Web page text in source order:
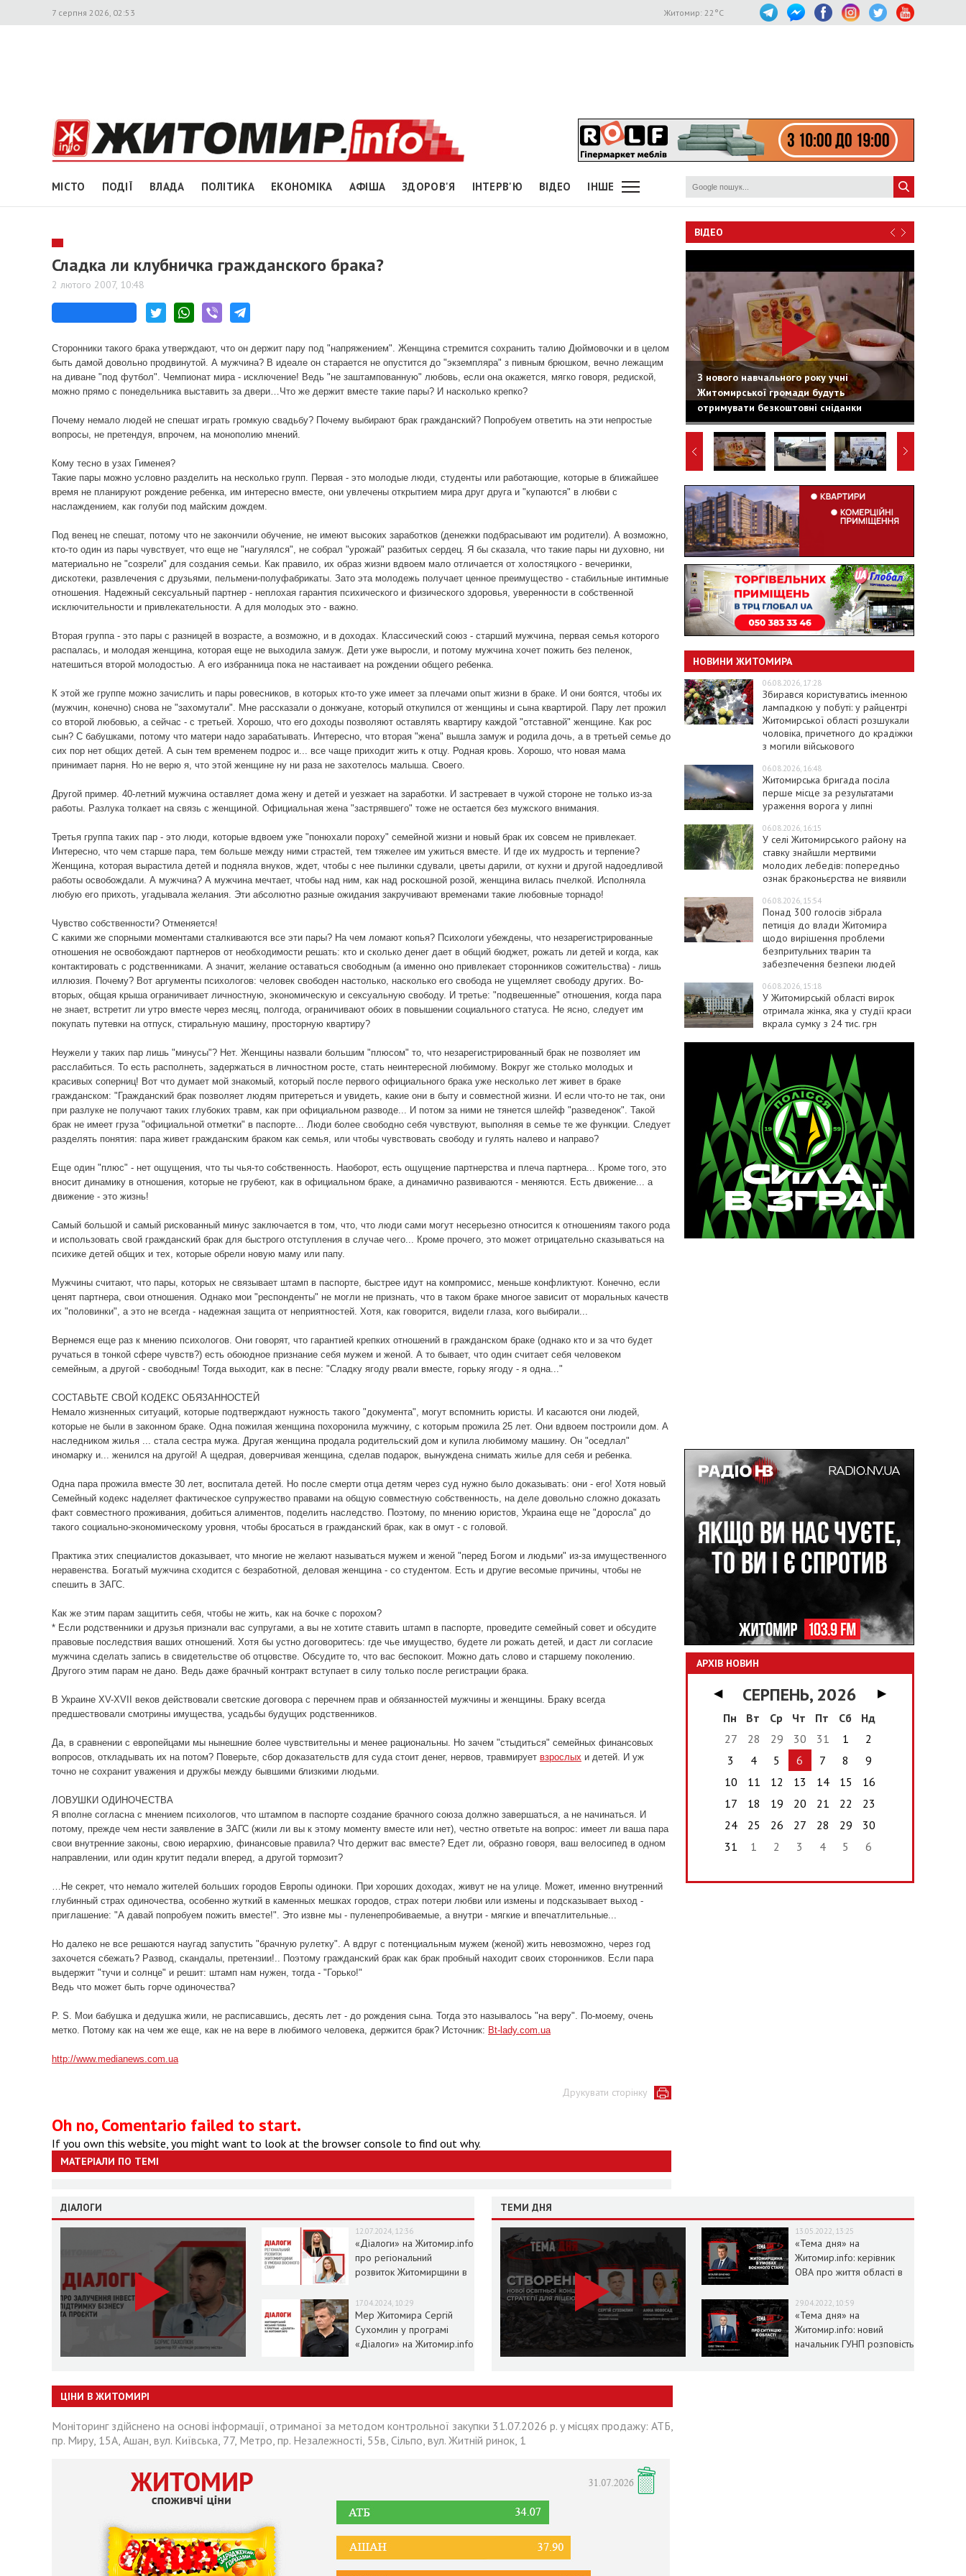
7 серпня 2026, 02:53 Житомир: 22 °C
МІСТО ПОДІЇ ВЛАДА ПОЛІТИКА ЕКОНОМІКА АФІША ЗДОРОВ'Я ІНТЕРВ'Ю ВІДЕО ІНШЕ
Сладка ли клубничка гражданского брака?
2 лютого 2007, 10:48
Сторонники такого брака утверждают, что он держит пару под "напряжением". Женщина стремится сохранить талию Дюймовочки и в целом
быть дамой довольно продвинутой. А мужчина? В идеале он старается не опустится до "экземпляра" з пивным брюшком, вечно лежащим
на диване "под футбол". Чемпионат мира - исключение! Ведь "не заштампованную" любовь, если она окажется, мягко говоря, редиской,
можно прямо с понедельника выставить за двери…Что же держит вместе такие пары? И насколько крепко?
Почему немало людей не спешат играть громкую свадьбу? Почему выбирают брак гражданский? Попробуем ответить на эти непростые
вопросы, не претендуя, впрочем, на монополию мнений.
Кому тесно в узах Гименея?
Такие пары можно условно разделить на несколько групп. Первая - это молодые люди, студенты или работающие, которые в ближайшее
время не планируют рождение ребенка, им интересно вместе, они увлечены открытием мира друг друга и "купаются" в любви с
наслаждением, как голуби под майским дождем.
Под венец не спешат, потому что не закончили обучение, не имеют высоких заработков (денежки подбрасывают им родители). А возможно,
кто-то один из пары чувствует, что еще не "нагулялся", не собрал "урожай" разбитых сердец. Я бы сказала, что такие пары ни духовно, ни
материально не "созрели" для создания семьи. Как правило, их образ жизни вдвоем мало отличается от холостяцкого - вечеринки,
дискотеки, развлечения с друзьями, пельмени-полуфабрикаты. Зато эта молодежь получает ценное преимущество - стабильные интимные
отношения. Надежный сексуальный партнер - неплохая гарантия психического и физического здоровья, уверенности в собственной
исключительности и привлекательности. А для молодых это - важно.
Вторая группа - это пары с разницей в возрасте, а возможно, и в доходах. Классический союз - старший мужчина, первая семья которого
распалась, и молодая женщина, которая еще не выходила замуж. Дети уже выросли, и потому мужчина хочет пожить без пеленок,
натешиться второй молодостью. А его избранница пока не настаивает на рождении общего ребенка.
К этой же группе можно зачислить и пары ровесников, в которых кто-то уже имеет за плечами опыт жизни в браке. И они боятся, чтобы их
(мужчин, конечно) снова не "захомутали". Мне рассказали о донжуане, который откупился от женщины и сына квартирой. Пару лет прожил
со второй любовью, а сейчас - с третьей. Хорошо, что его доходы позволяют оставлять квартиру каждой "отставной" женщине. Как рос
сын? С бабушками, потому что матери надо зарабатывать. Интересно, что вторая "жена" вышла замуж и родила дочь, а в третьей семье до
сих пор нет общих детей. А сын тем временем подрос и... все чаще приходит жить к отцу. Родная кровь. Хорошо, что новая мама
принимает парня. Но не верю я, что этой женщине ну ни раза не захотелось малыша. Своего.
Другой пример. 40-летний мужчина оставляет дома жену и детей и уезжает на заработки. И застревает в чужой стороне не только из-за
работы. Разлука толкает на связь с женщиной. Официальная жена "застрявшего" тоже не остается без мужского внимания.
Третья группа таких пар - это люди, которые вдвоем уже "понюхали пороху" семейной жизни и новый брак их совсем не привлекает.
Интересно, что чем старше пара, тем больше между ними страстей, тем тяжелее им ужиться вместе. И где их мудрость и терпение?
Женщина, которая вырастила детей и подняла внуков, ждет, чтобы с нее пылинки сдували, цветы дарили, от кухни и другой надоедливой
работы освобождали. А мужчина? А мужчина мечтает, чтобы над ним, как над роскошной розой, женщина вилась пчелкой. Исполняла
любую его прихоть, угадывала желания. Эти абсолютно разные ожидания закручивают временами такие любовные торнадо!
Чувство собственности? Отменяется!
С какими же спорными моментами сталкиваются все эти пары? На чем ломают копья? Психологи убеждены, что незарегистрированные
отношения не освобождают партнеров от необходимости решать: кто и сколько денег дает в общий бюджет, рожать ли детей и когда, как
контактировать с родственниками. А значит, желание оставаться свободным (а именно оно привлекает сторонников сожительства) - лишь
иллюзия. Почему? Вот аргументы психологов: человек свободен настолько, насколько его свобода не ущемляет свободу других. Во-
вторых, общая крыша ограничивает личностную, экономическую и сексуальную свободу. И третье: "подвешенные" отношения, когда пара
не знает, встретит ли утро вместе через месяц, полгода, ограничивают обоих в повышении социального статуса. Не ясно, следует им
покупать путевки на отпуск, стиральную машину, просторную квартиру?
Неужели у таких пар лишь "минусы"? Нет. Женщины назвали большим "плюсом" то, что незарегистрированный брак не позволяет им
расслабиться. То есть располнеть, задержаться в личностном росте, стать неинтересной любимому. Вокруг же столько молодых и
красивых соперниц! Вот что думает мой знакомый, который после первого официального брака уже несколько лет живет в браке
гражданском: "Гражданский брак позволяет людям притереться и увидеть, какие они в быту и совместной жизни. И если что-то не так, они
при разлуке не получают таких глубоких травм, как при официальном разводе... И потом за ними не тянется шлейф "разведенок". Такой
брак не имеет груза "официальной отметки" в паспорте... Люди более свободно себя чувствуют, выполняя в семье те же функции. Следует
разделять понятия: пара живет гражданским браком как семья, или чтобы чувствовать свободу и гулять налево и направо?
Еще один "плюс" - нет ощущения, что ты чья-то собственность. Наоборот, есть ощущение партнерства и плеча партнера... Кроме того, это
вносит динамику в отношения, которые не грубеют, как в официальном браке, а динамично развиваются - меняются. Есть движение... а
движение - это жизнь!
Самый большой и самый рискованный минус заключается в том, что, что люди сами могут несерьезно относится к отношениям такого рода
и использовать свой гражданский брак для быстрого отступления в случае чего... Кроме прочего, это может отрицательно сказываться на
психике детей общих и тех, которые обрели новую маму или папу.
Мужчины считают, что пары, которых не связывает штамп в паспорте, быстрее идут на компромисс, меньше конфликтуют. Конечно, если
ценят партнера, свои отношения. Однако мои "респонденты" не могли не признать, что в таком браке многое зависит от моральных качеств
их "половинки", а это не всегда - надежная защита от неприятностей. Хотя, как говорится, видели глаза, кого выбирали...
Вернемся еще раз к мнению психологов. Они говорят, что гарантией крепких отношений в гражданском браке (однако кто и за что будет
ручаться в тонкой сфере чувств?) есть обоюдное признание себя мужем и женой. А то бывает, что один считает себя человеком
семейным, а другой - свободным! Тогда выходит, как в песне: "Сладку ягоду рвали вместе, горьку ягоду - я одна..."
СОСТАВЬТЕ СВОЙ КОДЕКС ОБЯЗАННОСТЕЙ
Немало жизненных ситуаций, которые подтверждают нужность такого "документа", могут вспомнить юристы. И касаются они людей,
которые не были в законном браке. Одна пожилая женщина похоронила мужчину, с которым прожила 25 лет. Они вдвоем построили дом. А
наследником жилья ... стала сестра мужа. Другая женщина продала родительский дом и купила любимому машину. Он "оседлал"
иномарку и... женился на другой! А щедрая, доверчивая женщина, сделав подарок, вынуждена снимать жилье для себя и ребенка.
Одна пара прожила вместе 30 лет, воспитала детей. Но после смерти отца детям через суд нужно было доказывать: они - его! Хотя новый
Семейный кодекс наделяет фактическое супружество правами на общую совместную собственность, на деле довольно сложно доказать
факт совместного проживания, добиться алиментов, поделить наследство. Поэтому, по мнению юристов, Украина еще не "доросла" до
такого социально-экономическому уровня, чтобы бросаться в гражданский брак, как в омут - с головой.
Практика этих специалистов доказывает, что многие не желают называться мужем и женой "перед Богом и людьми" из-за имущественного
неравенства. Богатый мужчина сходится с безработной, деловая женщина - со студентом. Есть и другие весомые причины, чтобы не
спешить в ЗАГС.
Как же этим парам защитить себя, чтобы не жить, как на бочке с порохом?
* Если родственники и друзья признали вас супругами, а вы не хотите ставить штамп в паспорте, проведите семейный совет и обсудите
правовые последствия ваших отношений. Хотя бы устно договоритесь: где чье имущество, будете ли рожать детей, и даст ли согласие
мужчина сделать запись в свидетельстве об отцовстве. Обсудите то, что вас беспокоит. Можно дать слово и старшему поколению.
Другого этим парам не дано. Ведь даже брачный контракт вступает в силу только после регистрации брака.
В Украине ХV-XVII веков действовали светские договора с перечнем прав и обязанностей мужчины и женщины. Браку всегда
предшествовали смотрины имущества, усадьбы будущих родственников.
Да, в сравнении с европейцами мы нынешние более чувствительны и менее рациональны. Но зачем "стыдиться" семейных финансовых
вопросов, откладывать их на потом? Поверьте, сбор доказательств для суда стоит денег, нервов, травмирует взрослых и детей. И уж
точно не сохранит уважения и дружбы между бывшими близкими людьми.
ЛОВУШКИ ОДИНОЧЕСТВА
Я вполне согласна с мнением психологов, что штампом в паспорте создание брачного союза должно завершаться, а не начинаться. И
потому, прежде чем нести заявление в ЗАГС (жили ли вы к этому моменту вместе или нет), честно ответьте на вопрос: имеет ли ваша пара
свои внутренние законы, свою иерархию, финансовые правила? Что держит вас вместе? Едет ли, образно говоря, ваш велосипед в одном
направлении, или один крутит педали вперед, а другой тормозит?
…Не секрет, что немало жителей больших городов Европы одиноки. При хороших доходах, живут не на улице. Может, именно внутренний
глубинный страх одиночества, особенно жуткий в каменных мешках городов, страх потери любви или измены и подсказывает выход -
приглашение: "А давай попробуем пожить вместе!". Это извне мы - пуленепробиваемые, а внутри - мягкие и впечатлительные...
Но далеко не все решаются наугад запустить "брачную рулетку". А вдруг с потенциальным мужем (женой) жить невозможно, через год
захочется сбежать? Развод, скандалы, претензии!.. Поэтому гражданский брак как брак пробный находит своих сторонников. Если пара
выдержит "тучи и солнце" и решит: штамп нам нужен, тогда - "Горько!"
Ведь что может быть горче одиночества?
P. S. Мои бабушка и дедушка жили, не расписавшись, десять лет - до рождения сына. Тогда это называлось "на веру". По-моему, очень
метко. Потому как на чем же еще, как не на вере в любимого человека, держится брак? Источник: Bt-lady.com.ua
http://www.medianews.com.ua
Друкувати сторінку
Oh no, Comentario failed to start.
If you own this website, you might want to look at the browser console to find out why.
МАТЕРІАЛИ ПО ТЕМІ
ВІДЕО
З нового навчального року учні
Житомирської громади будуть
отримувати безкоштовні сніданки
НОВИНИ ЖИТОМИРА
06.08.2026, 17:28
Збирався користуватись іменною
лампадкою у побуті: у райцентрі
Житомирської області розшукали
чоловіка, причетного до крадіжки
з могили військового
06.08.2026, 16:48
Житомирська бригада посіла
перше місце за результатами
ураження ворога у липні
06.08.2026, 16:15
У селі Житомирського району на
ставку знайшли мертвими
молодих лебедів: попередньо
ознак браконьєрства не виявили
06.08.2026, 15:54
Понад 300 голосів зібрала
петиція до влади Житомира
щодо вирішення проблеми
безпритульних тварин та
забезпечення безпеки людей
06.08.2026, 15:18
У Житомирській області вирок
отримала жінка, яка у студії краси
вкрала сумку з 24 тис. грн
АРХІВ НОВИН
◀ СЕРПЕНЬ, 2026
▶
Пн
Вт Ср Чт Пт Сб
Нд
27
28 29 30 31 1
2
3
4 5 6 7 8
9
10
11 12 13 14 15
16
17
18 19 20 21 22
23
24
25 26 27 28 29
30
31
1 2 3 4 5 6
ДІАЛОГИ
12.07.2024, 12:36
«Діалоги» на Житомир.info
про регіональний
розвиток Житомирщини в
17.04.2024, 10:29
Мер Житомира Сергій
Сухомлин у програмі
«Діалоги» на Житомир.info
ТЕМИ ДНЯ
13.05.2022, 13:25
«Тема дня» на
Житомир.info: керівник
ОВА про життя області в
29.04.2022, 10:59
«Тема дня» на
Житомир.info: новий
начальник ГУНП розповість
ЦІНИ В ЖИТОМИРІ
Моніторинг здійснено на основі інформації, отриманої за методом контрольної закупки 31.07.2026 р. у місцях продажу: АТБ,
пр. Миру, 15А, Ашан, вул. Київська, 77, Метро, пр. Незалежності, 55в, Сільпо, вул. Житній ринок, 1